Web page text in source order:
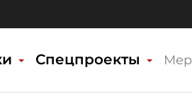
Спецпроекты